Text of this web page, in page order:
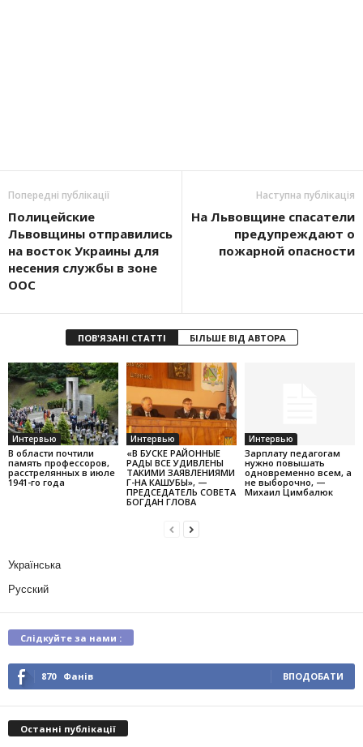
Попередні публікації
Полицейские
Львовщины отправились
на восток Украины для
несения службы в зоне
ООС
Наступна публікація
На Львовщине спасатели
предупреждают о
пожарной опасности
ПОВ'ЯЗАНІ СТАТТІ БІЛЬШЕ ВІД АВТОРА
Интервью
В области почтили
память профессоров,
расстрелянных в июле
1941-го года
Интервью
«В БУСКЕ РАЙОННЫЕ
РАДЫ ВСЕ УДИВЛЕНЫ
ТАКИМИ ЗАЯВЛЕНИЯМИ
Г-НА КАШУБЫ», —
ПРЕДСЕДАТЕЛЬ СОВЕТА
БОГДАН ГЛОВА
Интервью
Зарплату педагогам
нужно повышать
одновременно всем, а
не выборочно, —
Михаил Цимбалюк
Українська
Русский
Слідкуйте за нами :
870 Фанів ВПОДОБАТИ
Останні публікації